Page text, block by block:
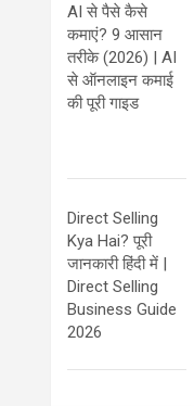
AI से पैसे कैसे
कमाएं? 9 आसान
तरीके (2026) | AI
से ऑनलाइन कमाई
की पूरी गाइड
Direct Selling
Kya Hai? पूरी
जानकारी हिंदी में |
Direct Selling
Business Guide
2026